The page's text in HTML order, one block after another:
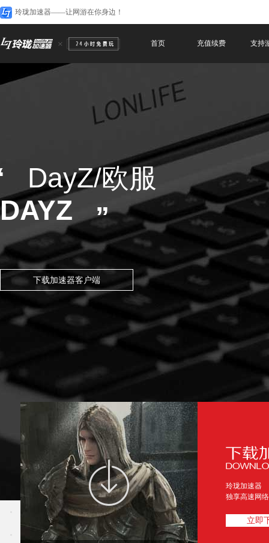
玲珑加速器——让网游在你身边！
首页 充值续费 支持
DayZ/欧服
DAYZ
”
下载加速器客户端
玲珑加速器
独享高速网
立即